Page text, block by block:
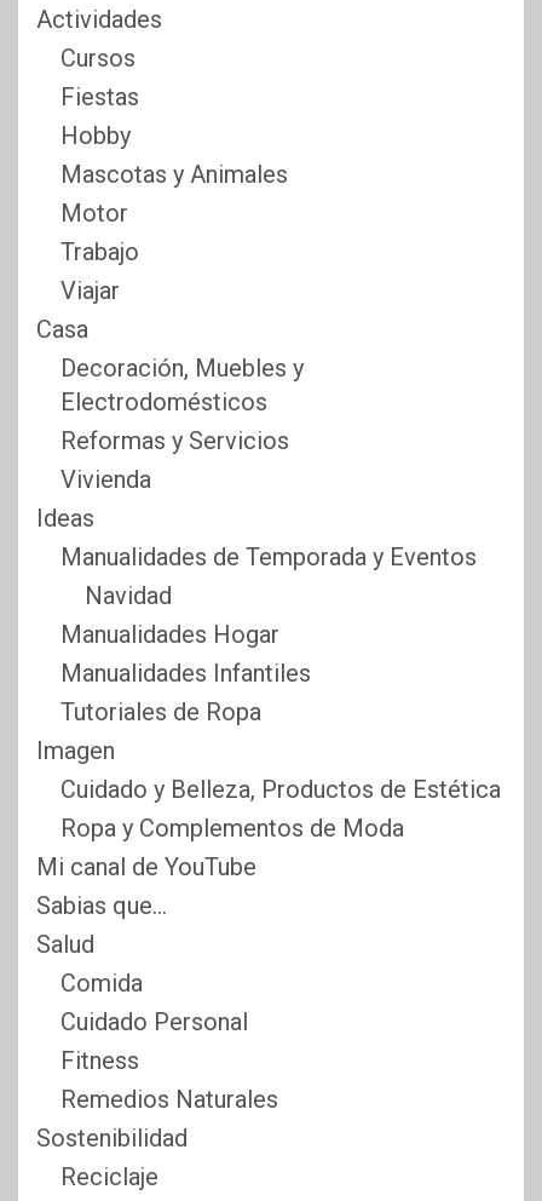
Actividades
Cursos
Fiestas
Hobby
Mascotas y Animales
Motor
Trabajo
Viajar
Casa
Decoración, Muebles y
Electrodomésticos
Reformas y Servicios
Vivienda
Ideas
Manualidades de Temporada y Eventos
Navidad
Manualidades Hogar
Manualidades Infantiles
Tutoriales de Ropa
Imagen
Cuidado y Belleza, Productos de Estética
Ropa y Complementos de Moda
Mi canal de YouTube
Sabias que…
Salud
Comida
Cuidado Personal
Fitness
Remedios Naturales
Sostenibilidad
Reciclaje